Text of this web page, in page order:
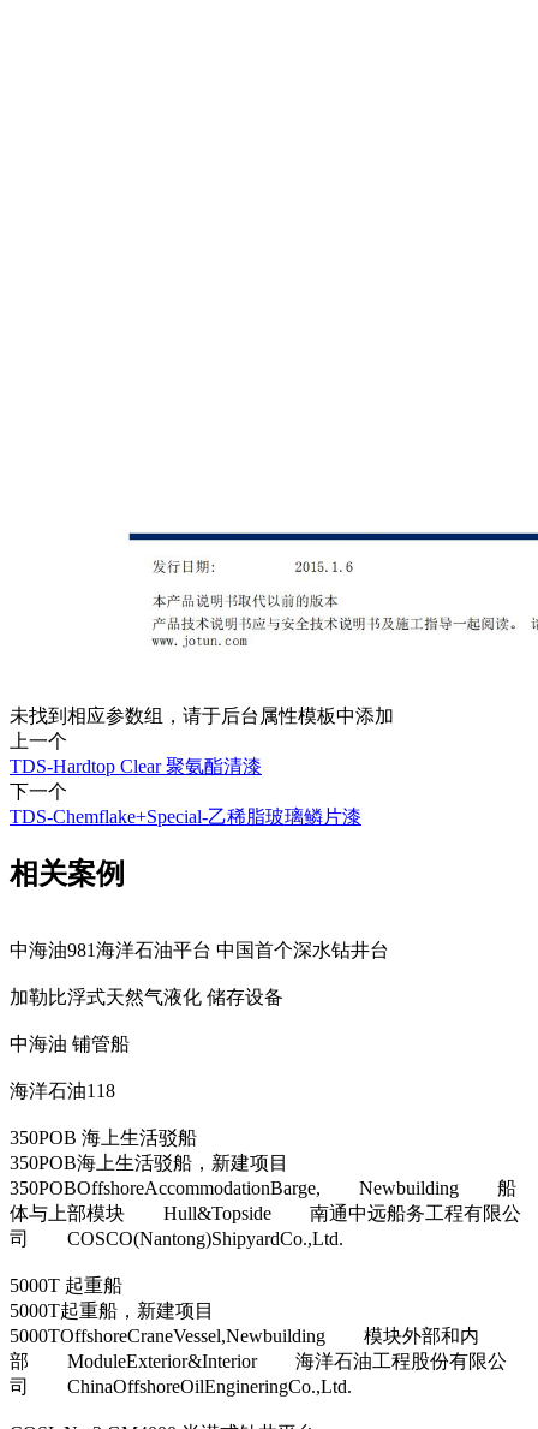
未找到相应参数组，请于后台属性模板中添加
上一个
TDS-Hardtop Clear 聚氨酯清漆
下一个
TDS-Chemflake+Special-乙稀脂玻璃鳞片漆
相关案例
中海油981海洋石油平台 中国首个深水钻井台
加勒比浮式天然气液化 储存设备
中海油 铺管船
海洋石油118
350POB 海上生活驳船
350POB海上生活驳船，新建项目
350POBOffshoreAccommodationBarge, Newbuilding 船
体与上部模块 Hull&Topside 南通中远船务工程有限公
司 COSCO(Nantong)ShipyardCo.,Ltd.
5000T 起重船
5000T起重船，新建项目
5000TOffshoreCraneVessel,Newbuilding 模块外部和内
部 ModuleExterior&Interior 海洋石油工程股份有限公
司 ChinaOffshoreOilEngineringCo.,Ltd.